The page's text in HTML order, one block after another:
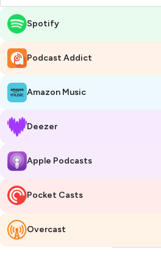
Suivez-nous sur nos réseaux sociaux !
LinkedIn :https://www.linkedin.com/
Instagram :
https://www.instagram.com/
Hébergé par Ausha. Visitez
pour plus d'informations.
Spotify
Podcast Addict
Amazon Music
Deezer
Apple Podcasts
Pocket Casts
Overcast